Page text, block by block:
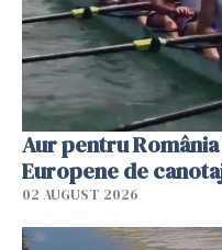
Aur pentru
Europene de
02 AUGUST 2026